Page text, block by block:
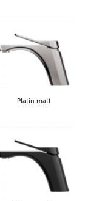
Platin matt